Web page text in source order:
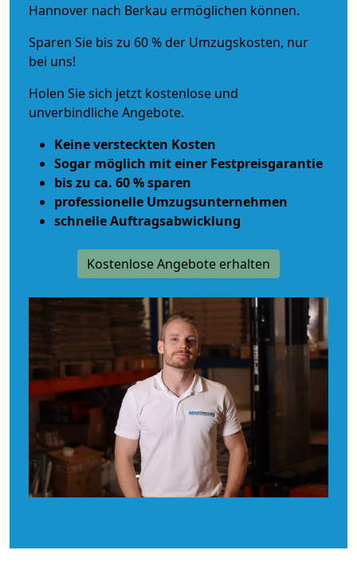
Hannover nach Berkau ermöglichen können.
Sparen Sie bis zu 60 % der Umzugskosten, nur
bei uns!
Holen Sie sich jetzt kostenlose und
unverbindliche Angebote.
Keine versteckten Kosten
Sogar möglich mit einer Festpreisgarantie
bis zu ca. 60 % sparen
professionelle Umzugsunternehmen
schnelle Auftragsabwicklung
Kostenlose Angebote erhalten